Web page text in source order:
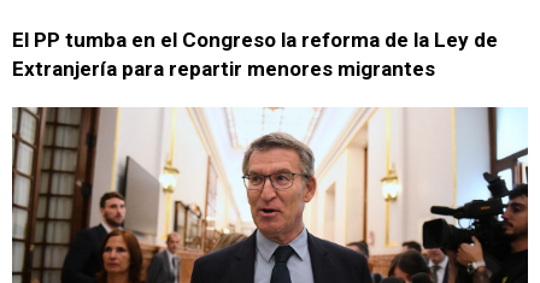
El PP tumba en el Congreso la reforma de la Ley de
Extranjería para repartir menores migrantes